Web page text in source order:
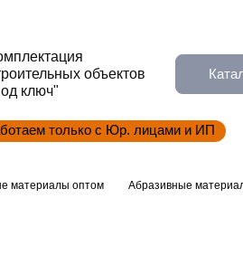
объектов
ключ"
только с Юр. лицами и ИП
материалы оптом Абразивные